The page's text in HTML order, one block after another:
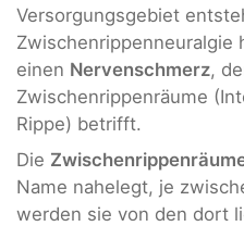
Versorgungsgebiet
Zwischenrippenneuralgie
einen Nervenschmerz,
Zwischenrippenräume
Rippe) betrifft.
Die
Name nahelegt, je
werden sie von den dort